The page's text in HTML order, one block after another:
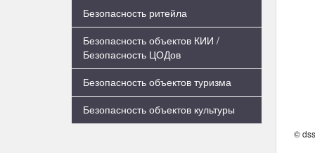
Безопасность ритейла
Безопасность объектов КИИ /
Безопасность ЦОДов
Безопасность объектов туризма
Безопасность объектов культуры
©